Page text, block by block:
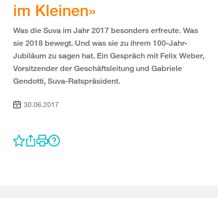
im Kleinen»
Was die Suva im Jahr 2017 besonders erfreute. Was
sie 2018 bewegt. Und was sie zu ihrem 100-Jahr-
Jubiläum zu sagen hat. Ein Gespräch mit Felix Weber,
Vorsitzender der Geschäftsleitung und Gabriele
Gendotti, Suva-Ratspräsident.
30.06.2017